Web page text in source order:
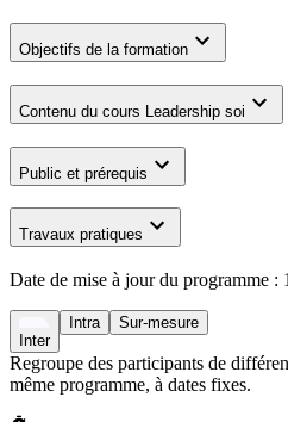
Objectifs de la formation
Contenu du cours Leadership soi
Public et prérequis
Travaux pratiques
Date de mise à jour du programme :
Inter
Intra Sur-mesure
Regroupe des participants de
même programme, à dates fixes.